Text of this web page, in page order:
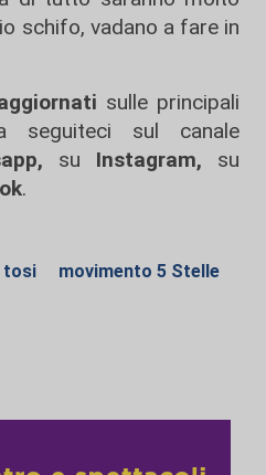
schifo, vadano a fare in
sulle principali
seguiteci sul canale
su Instagram, su
.
tosi
movimento 5 Stelle